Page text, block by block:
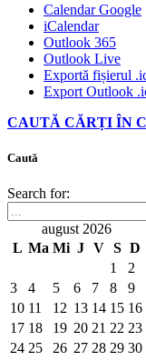
Calendar Google
iCalendar
Outlook 365
Outlook Live
Exportă fișierul
Export Outlook
CAUTĂ CĂRȚI ÎN
Caută
Search for:
august 2026
L Ma Mi J V S D
1
2
3
4 5 6 7 8
9
10 11 12 13 14 15 16
17 18 19 20 21 22 23
24 25 26 27 28 29 30